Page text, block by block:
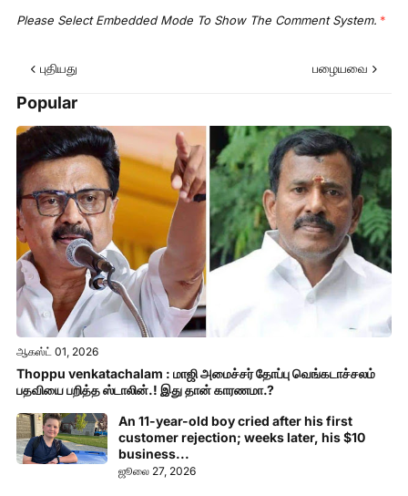
Please Select Embedded Mode To Show The Comment System. *
புதியது பழையவை
Popular
Thoppu venkatachalam : மாஜி அமைச்சர் தோப்பு வெங்கடாச்சலம்
பதவியை பறித்த ஸ்டாலின்.! இது தான் காரணமா.?
ஆகஸ்ட் 01, 2026
An 11-year-old boy cried after his first
customer rejection; weeks later, his $10
business...
ஜூலை 27, 2026